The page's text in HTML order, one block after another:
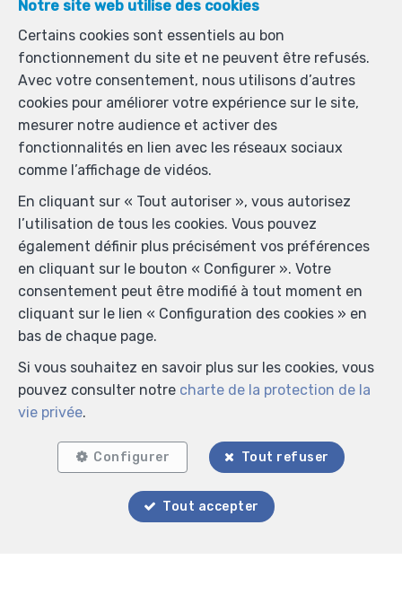
Notre site web utilise des cookies
Certains cookies sont essentiels au bon
fonctionnement du site et ne peuvent être refusés.
Avec votre consentement, nous utilisons d’autres
cookies pour améliorer votre expérience sur le site,
mesurer notre audience et activer des
fonctionnalités en lien avec les réseaux sociaux
comme l’affichage de vidéos.
En cliquant sur « Tout autoriser », vous autorisez
l’utilisation de tous les cookies. Vous pouvez
également définir plus précisément vos préférences
en cliquant sur le bouton « Configurer ». Votre
consentement peut être modifié à tout moment en
cliquant sur le lien « Configuration des cookies » en
bas de chaque page.
Si vous souhaitez en savoir plus sur les cookies, vous
pouvez consulter notre charte de la protection de la
vie privée.
Configurer Tout refuser
Tout accepter